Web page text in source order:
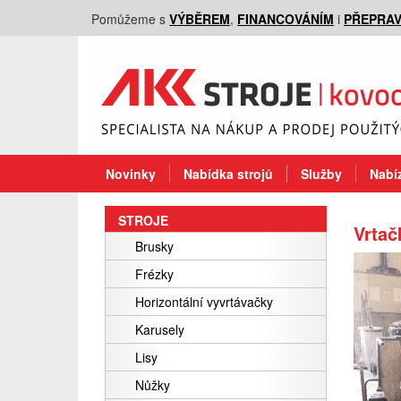
Pomůžeme s VÝBĚREM, FINANCOVÁNÍM i
Novinky Nabídka strojů Služby
STROJE
Brusky
Frézky
Horizontální vyvrtávačky
Karusely
Lisy
Nůžky